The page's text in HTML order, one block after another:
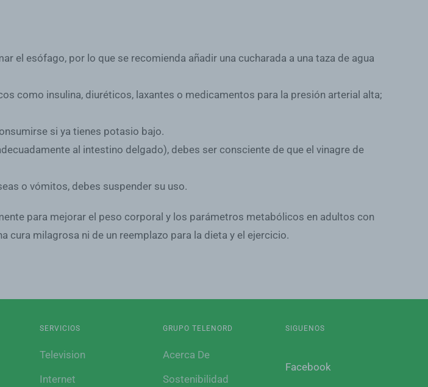
el esófago, por lo que se recomienda añadir una cucharada a una taza de agua
como insulina, diuréticos, laxantes o medicamentos para la presión arterial alta;
si ya tienes potasio bajo.
al intestino delgado), debes ser consciente de que el vinagre de
o vómitos, debes suspender su uso.
para mejorar el peso corporal y los parámetros metabólicos en adultos con
cura milagrosa ni de un reemplazo para la dieta y el ejercicio.
SERVICIOS
Television
Internet
GRUPO TELENORD
Acerca De
Sostenibilidad
SIGUENOS
Facebook